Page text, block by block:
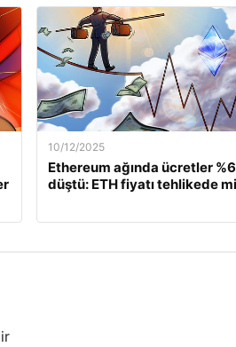
10/12/2025
Ethereum ağında ücretler
düştü: ETH fiyatı tehlikede